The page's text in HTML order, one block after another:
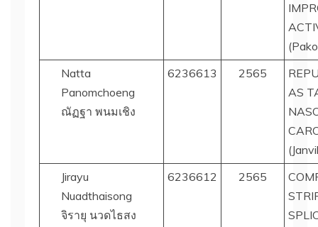
Natta
Panomchoeng
ณัฏฐา พนมเชิง
6236613 2565
AS
Jirayu
Nuadthaisong
จิรายุ นวดไธสง
6236612 2565